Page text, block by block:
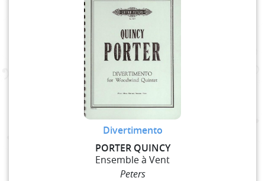
Divertimento
PORTER QUINCY
Ensemble à Vent
Peters